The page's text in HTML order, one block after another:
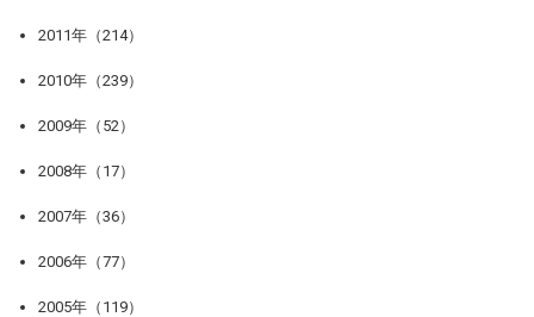
2011年（214）
2010年（239）
2009年（52）
2008年（17）
2007年（36）
2006年（77）
2005年（119）